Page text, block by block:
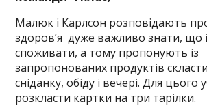
Малюк і Карлсон розповідають
здоров’я дуже важливо знати, що
споживати, а тому пропонують із
запропонованих продуктів
сніданку, обіду і вечері. Для цього
розкласти картки на три тарілки.